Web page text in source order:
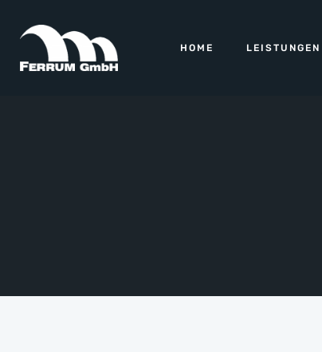
HOME LEISTUNGEN